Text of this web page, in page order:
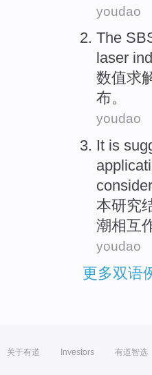
youdao
The
laser
数值求
布。
youdao
It is
本研究
潮相互
youdao
更多双语
关于有道 Investors 有道智选